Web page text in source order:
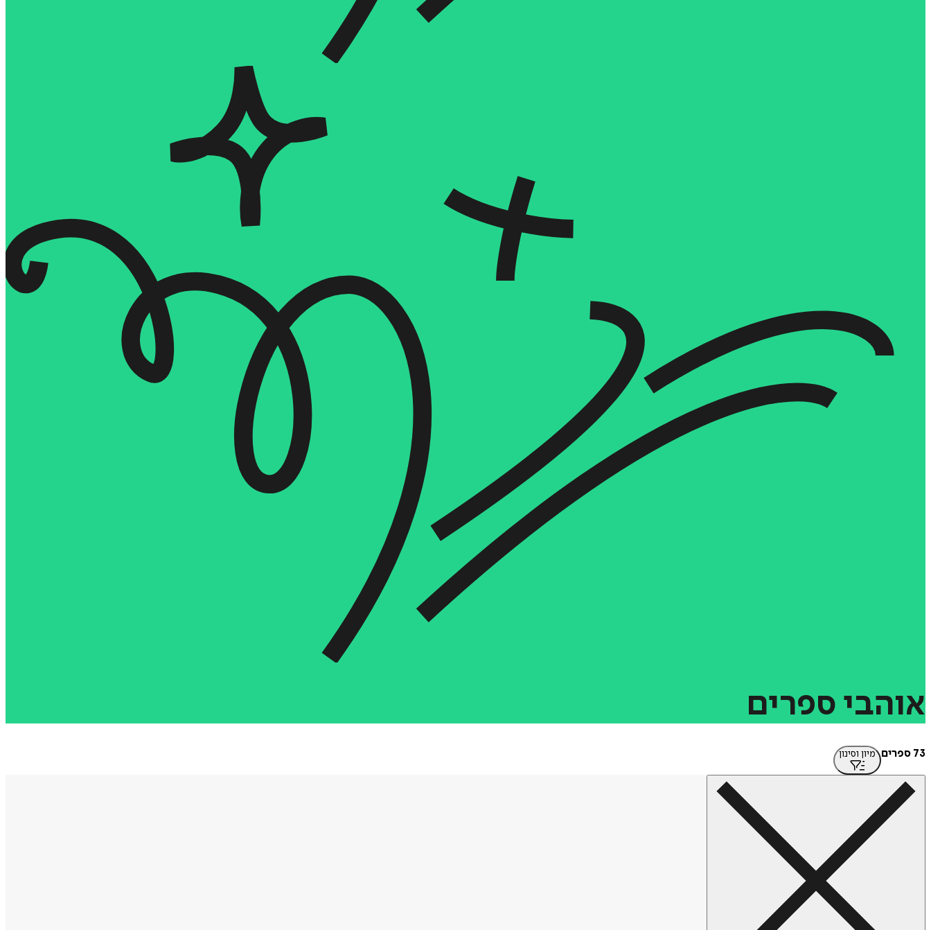
אוהבי ספרים
73 ספרים מיון וסינון